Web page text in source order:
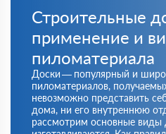
Строительные
применение и
пиломатериала
Доски — популярный и
пиломатериалов,
невозможно представить
дома, ни его внутреннюю
рассмотрим основные виды